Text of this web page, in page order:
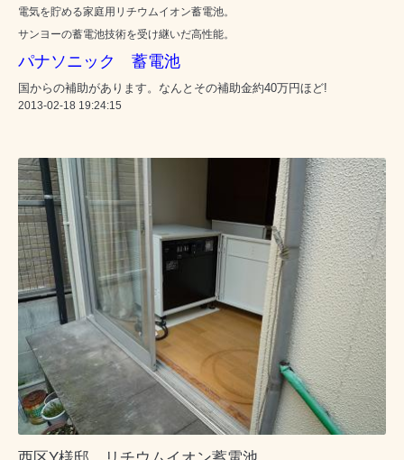
電気を貯める家庭用リチウムイオン蓄電池。
サンヨーの蓄電池技術を受け継いだ高性能。
パナソニック 蓄電池
国からの補助があります。なんとその補助金約40万円ほど!
2013-02-18 19:24:15